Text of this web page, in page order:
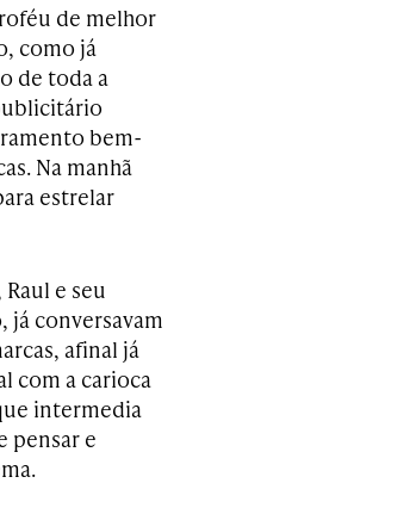
de melhor
como já
de toda a
bem-
Na manhã
estrelar
e seu
já conversavam
afinal já
com a carioca
intermedia
pensar e